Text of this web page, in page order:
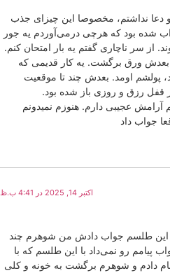
دعا نداشتم، مخصوصا این چیزای جذب
شده بود که هرچی درمی‌آوردم یه جور
سر ناچاری گفتم یه بار امتحان کنم.
ورق برگشت. یه کار قدیمی که
پولشم اومد. بعدش چند تا موقعیت
رزق و روزی باز شده بود.
آرامش عجیبی دارم. هنوزم نمیدونم
جواب داد
اکتبر 14, 2025 در 4:41 ب.ظ
این طلسم جواب دادش من شوهرم چند
پیامم رو نمی‌داد با این طلسم که با
دادم و شوهرم برگشت به خونه و کلی